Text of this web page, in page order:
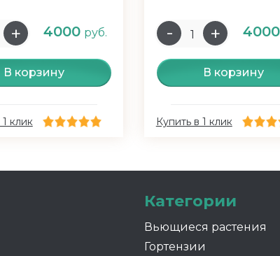
4000 руб.
В корзину
клик
4000
В корзину
Купить в 1 клик
Категории
Вьющиеся растения
Гортензии